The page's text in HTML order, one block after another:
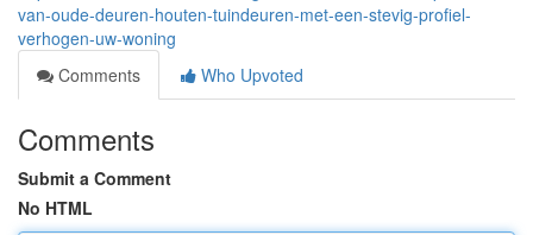
van-oude-deuren-houten-tuindeuren-met-een-stevig-profiel-
verhogen-uw-woning
Comments
Who Upvoted
Comments
Submit a Comment
No HTML